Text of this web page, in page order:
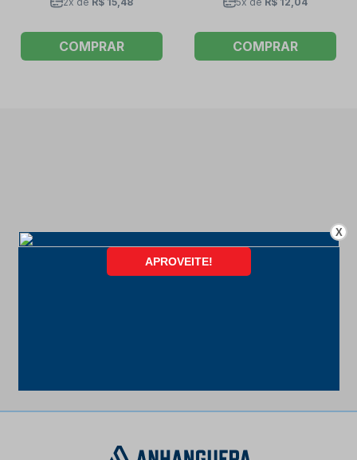
COMPRAR COMPRAR
FORMAS DE PAGAMENTO
X